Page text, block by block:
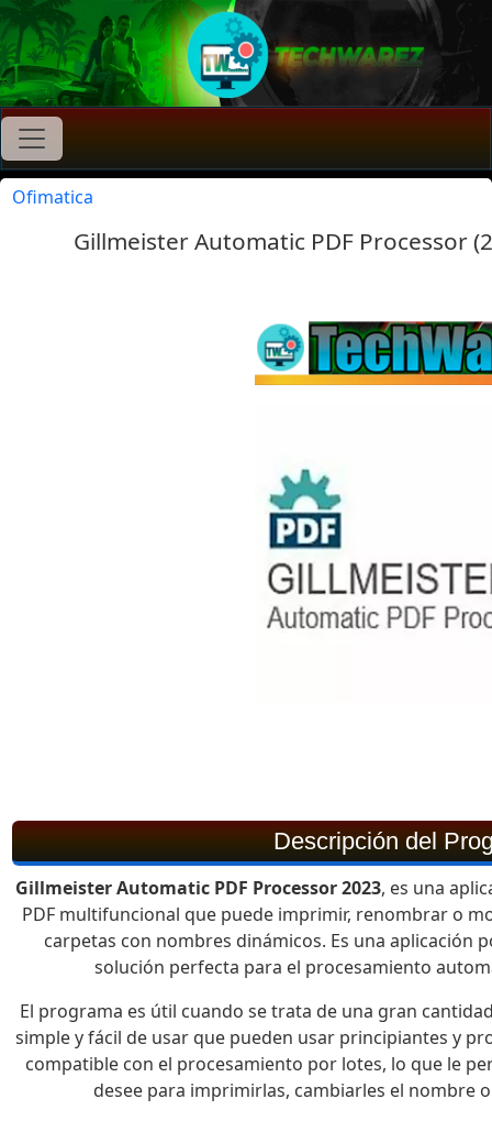
Ofimatica
Gillmeister Automatic PDF Processor
Descripción del
Gillmeister Automatic PDF Processor 2023, es una
PDF multifuncional que puede imprimir, renombrar o
carpetas con nombres dinámicos. Es una aplicación
solución perfecta para el procesamiento
El programa es útil cuando se trata de una gran
simple y fácil de usar que pueden usar principiantes y
compatible con el procesamiento por lotes, lo que le
desee para imprimirlas, cambiarles el nombre